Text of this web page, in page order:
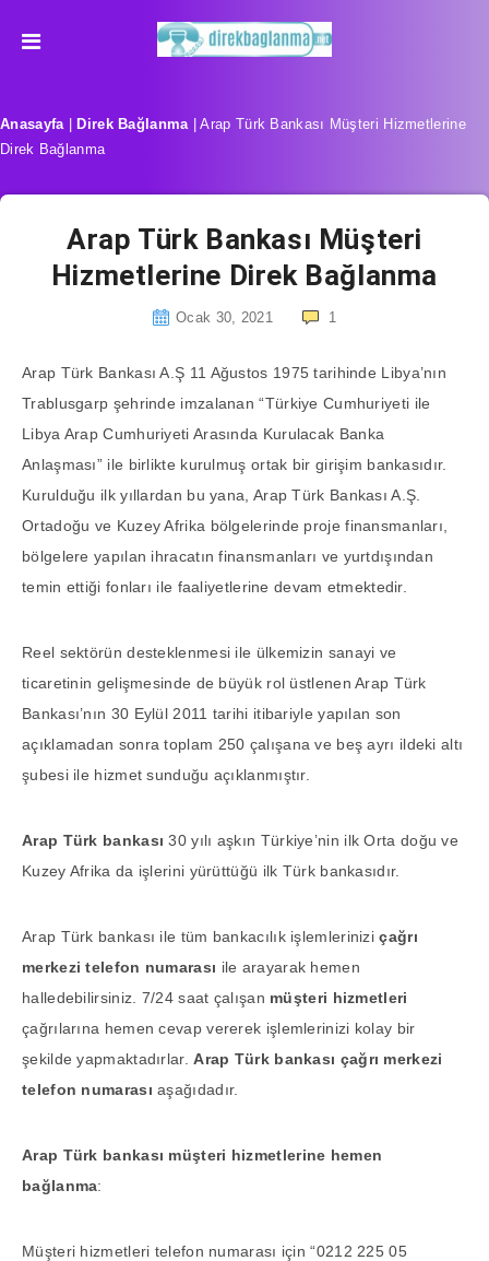
Anasayfa| Direk Bağlanma|Arap Türk Bankası Müşteri Hizmetlerine
Direk Bağlanma
Arap Türk Bankası Müşteri
Hizmetlerine Direk Bağlanma
Ocak 30, 2021 1
Arap Türk Bankası A.Ş 11 Ağustos 1975 tarihinde Libya’nın
Trablusgarp şehrinde imzalanan “Türkiye Cumhuriyeti ile
Libya Arap Cumhuriyeti Arasında Kurulacak Banka
Anlaşması” ile birlikte kurulmuş ortak bir girişim bankasıdır.
Kurulduğu ilk yıllardan bu yana, Arap Türk Bankası A.Ş.
Ortadoğu ve Kuzey Afrika bölgelerinde proje finansmanları,
bölgelere yapılan ihracatın finansmanları ve yurtdışından
temin ettiği fonları ile faaliyetlerine devam etmektedir.
Reel sektörün desteklenmesi ile ülkemizin sanayi ve
ticaretinin gelişmesinde de büyük rol üstlenen Arap Türk
Bankası’nın 30 Eylül 2011 tarihi itibariyle yapılan son
açıklamadan sonra toplam 250 çalışana ve beş ayrı ildeki altı
şubesi ile hizmet sunduğu açıklanmıştır.
Arap Türk bankası 30 yılı aşkın Türkiye’nin ilk Orta doğu ve
Kuzey Afrika da işlerini yürüttüğü ilk Türk bankasıdır.
Arap Türk bankası ile tüm bankacılık işlemleriniziçağrı
merkezi telefon numarası ile arayarak hemen
halledebilirsiniz. 7/24 saat çalışan müşteri hizmetleri
çağrılarına hemen cevap vererek işlemlerinizi kolay bir
şekilde yapmaktadırlar.Arap Türk bankası çağrı merkezi
telefon numarası aşağıdadır.
Arap Türk bankası müşteri hizmetlerine hemen
bağlanma:
Müşteri hizmetleri telefon numarası için “0212 225 05